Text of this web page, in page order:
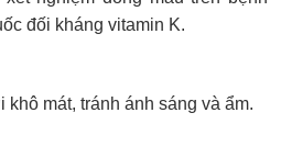
đối kháng vitamin K.
mát, tránh ánh sáng và ẩm.